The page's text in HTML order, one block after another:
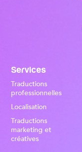
Services
Traductions
professionnelles
Localisation
Traductions
marketing et
créatives